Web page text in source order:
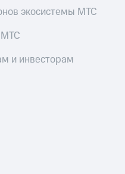
экосистемы МТС
МТС
и инвесторам